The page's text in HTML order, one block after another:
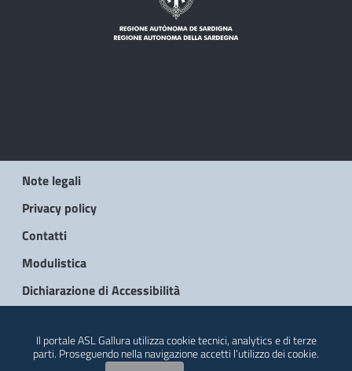
Note legali
Privacy policy
Contatti
Modulistica
Dichiarazione di Accessibilità
Il portale ASL Gallura utilizza cookie tecnici, analytics e di terze
parti. Proseguendo nella navigazione accetti l’utilizzo dei cookie.